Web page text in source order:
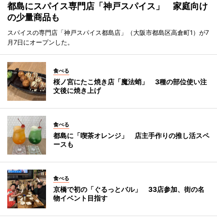
都島にスパイス専門店「神戸スパイス」 家庭向け
の少量商品も
スパイスの専門店「神戸スパイス都島店」（大阪市都島区高倉町1）が7
月7日にオープンした。
食べる
桜ノ宮にたこ焼き店「魔法蛸」 3種の部位使い注
文後に焼き上げ
食べる
都島に「喫茶オレンジ」 店主手作りの推し活スペ
ースも
食べる
京橋で初の「ぐるっとバル」 33店参加、街の名
物イベント目指す